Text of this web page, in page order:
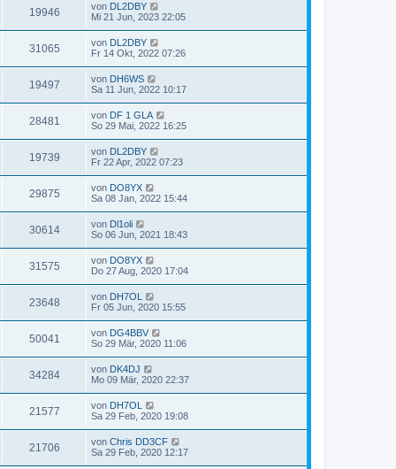
19946 von DL2DBY
Mi 21 Jun, 2023 22:05
31065 von DL2DBY
Fr 14 Okt, 2022 07:26
19497 von DH6WS
Sa 11 Jun, 2022 10:17
28481 von DF 1 GLA
So 29 Mai, 2022 16:25
19739 von DL2DBY
Fr 22 Apr, 2022 07:23
29875 von DO8YX
Sa 08 Jan, 2022 15:44
30614 von Dl1oli
So 06 Jun, 2021 18:43
31575 von DO8YX
Do 27 Aug, 2020 17:04
23648 von DH7OL
Fr 05 Jun, 2020 15:55
50041 von DG4BBV
So 29 Mär, 2020 11:06
34284 von DK4DJ
Mo 09 Mär, 2020 22:37
21577 von DH7OL
Sa 29 Feb, 2020 19:08
21706 von Chris DD3CF
Sa 29 Feb, 2020 12:17